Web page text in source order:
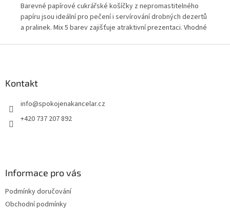
Barevné papírové cukrářské košíčky z nepromastitelného
papíru jsou ideální pro pečení i servírování drobných dezertů
a pralinek. Mix 5 barev zajišťuje atraktivní prezentaci. Vhodné
Kontakt
info@spokojenakancelar.cz
+420 737 207 892
Informace pro vás
Podmínky doručování
Obchodní podmínky